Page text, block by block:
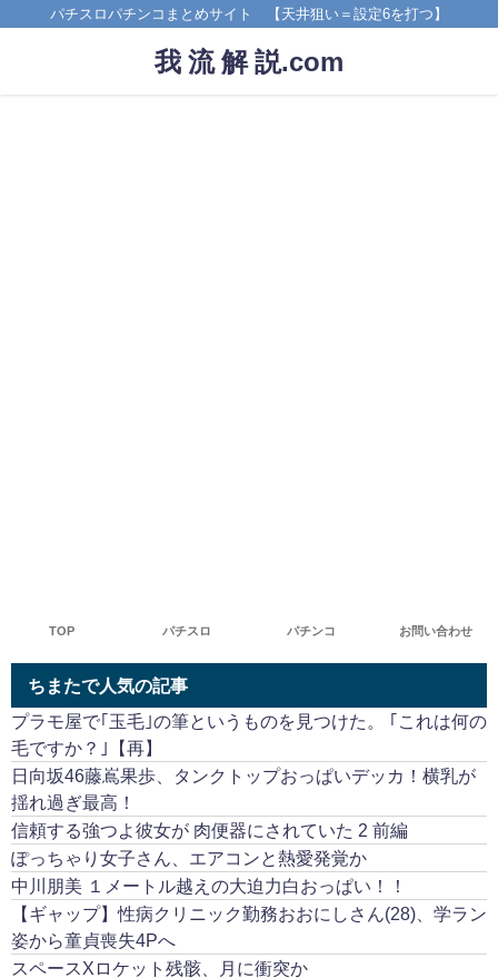
パチスロパチンコまとめサイト 【天井狙い＝設定6を打つ】
我 流 解 説.com
TOP パチスロ パチンコ お問い合わせ
ちまたで人気の記事
プラモ屋で｢玉毛｣の筆というものを見つけた。 ｢これは何の
毛ですか？｣【再】
日向坂46藤嶌果歩、タンクトップおっぱいデッカ！横乳が
揺れ過ぎ最高！
信頼する強つよ彼女が 肉便器にされていた 2 前編
ぽっちゃり女子さん、エアコンと熱愛発覚か
中川朋美 １メートル越えの大迫力白おっぱい！！
【ギャップ】性病クリニック勤務おおにしさん(28)、学ラン
姿から童貞喪失4Pへ
スペースXロケット残骸、月に衝突か